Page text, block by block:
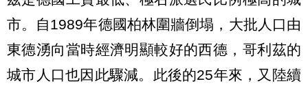
市。 自1989年德國柏林圍牆倒塌，大批人口由
東德湧向當時經濟明顯較好的西德， 哥利茲的
城市 人口也因此驟減。 此後的25年來，又陸續